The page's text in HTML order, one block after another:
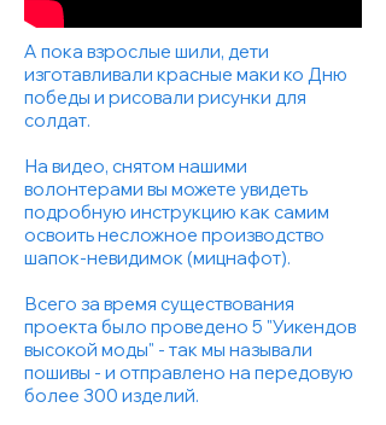
А пока взрослые шили, дети
изготавливали красные маки ко Дню
победы и рисовали рисунки для
солдат.
На видео, снятом нашими
волонтерами вы можете увидеть
подробную инструкцию как самим
освоить несложное производство
шапок-невидимок (мицнафот).
Всего за время существования
проекта было проведено 5 "Уикендов
высокой моды" - так мы называли
пошивы - и отправлено на передовую
более 300 изделий.